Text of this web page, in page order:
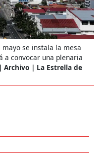
se instala la mesa
a convocar una plenaria
Archivo | La Estrella de